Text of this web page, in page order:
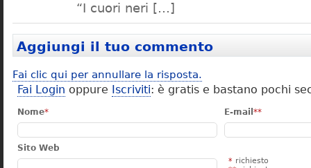
“I cuori neri […]
Aggiungi il tuo commento
Fai clic qui per annullare la risposta.
Fai Login oppure Iscriviti: è gratis e bastano pochi
Nome* E-mail **
Sito Web
* richiesto